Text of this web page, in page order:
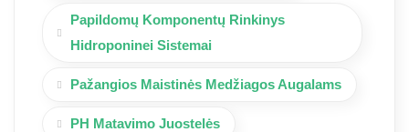
Papildomų Komponentų Rinkinys
Hidroponinei Sistemai
Pažangios Maistinės Medžiagos Augalams
PH Matavimo Juostelės